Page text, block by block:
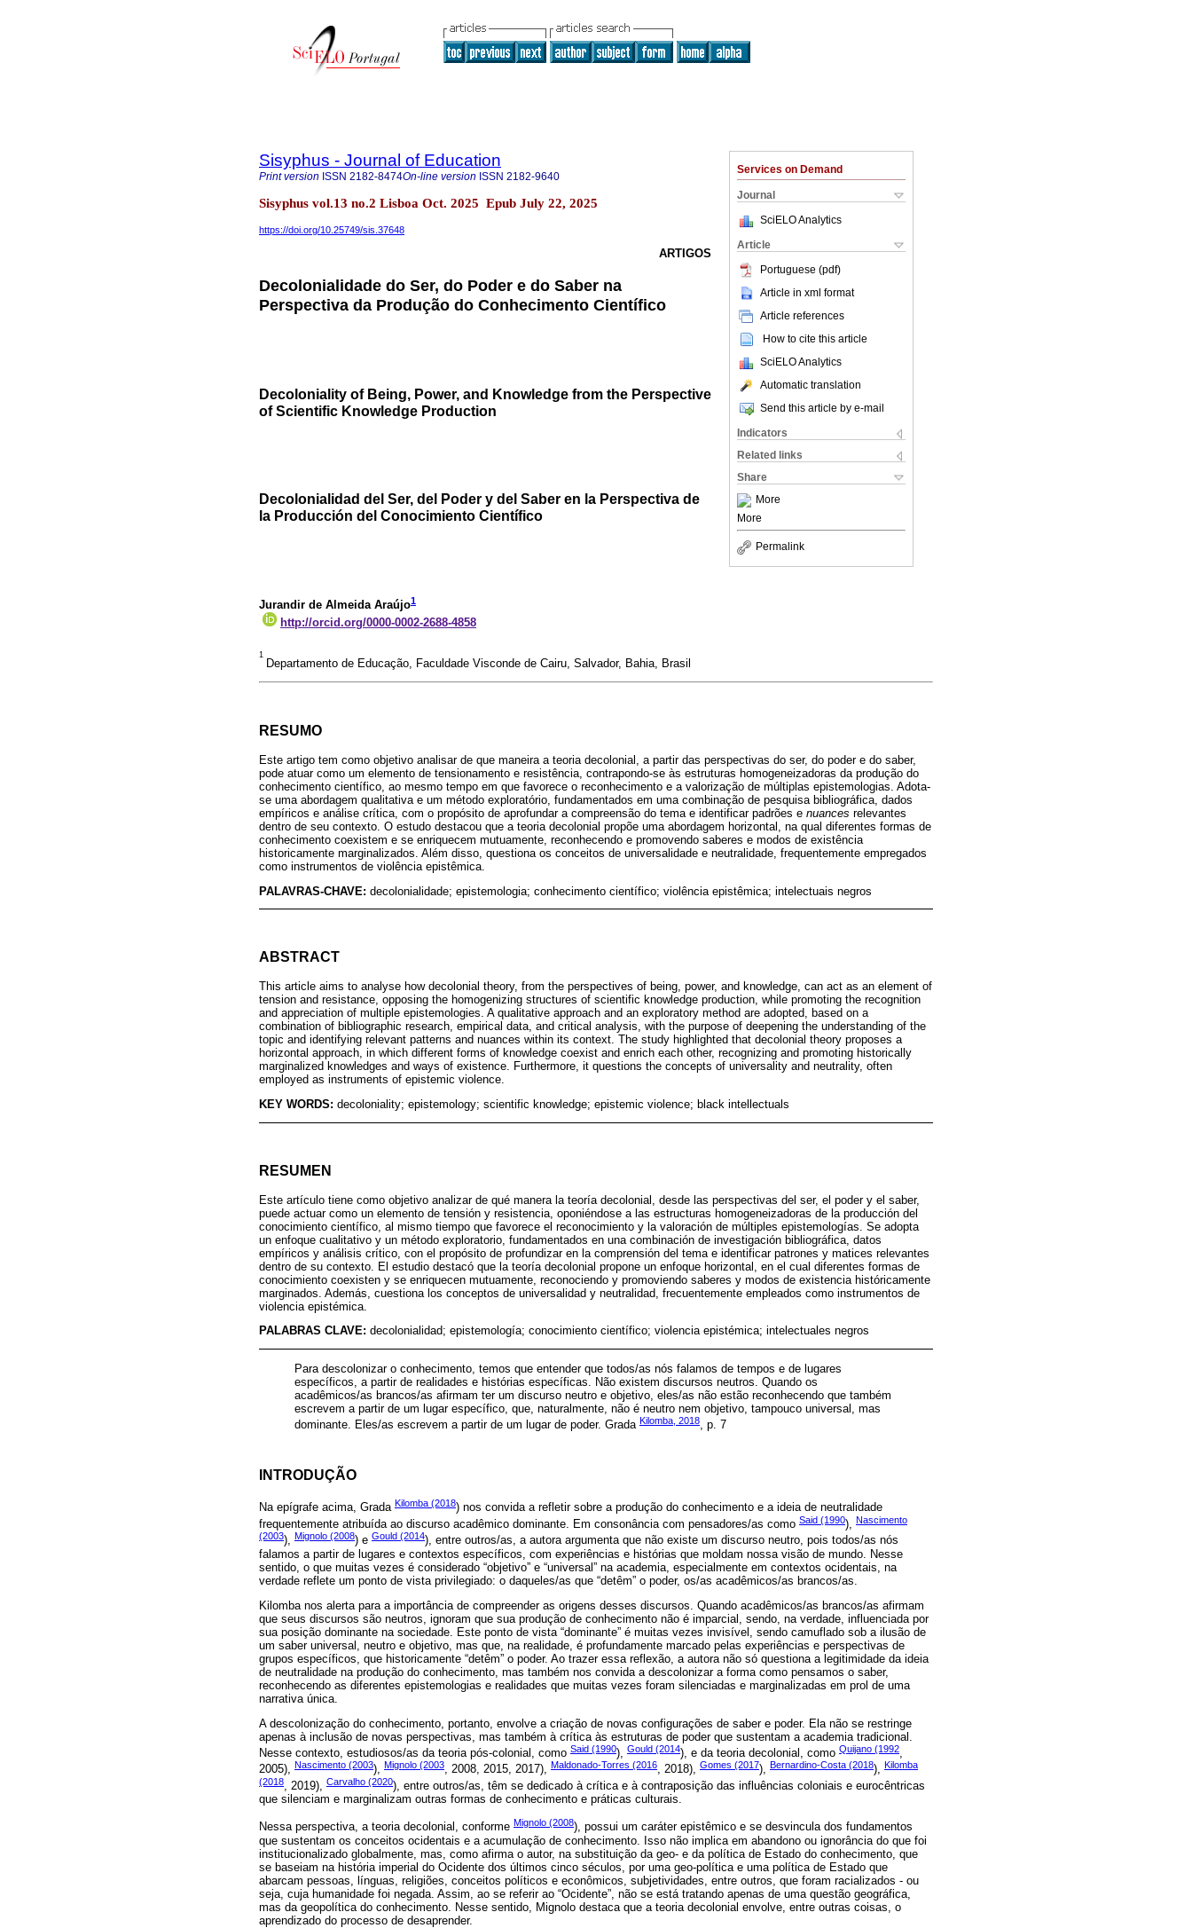
Services on Demand
Journal
SciELO Analytics
Article
Portuguese (pdf)
Article in xml format
Article references
How to cite this article
SciELO Analytics
Automatic translation
Send this article by e-mail
Indicators
Related links
Share
More
More
Permalink
Sisyphus - Journal of Education
Print version ISSN 2182-8474On-line version ISSN 2182-9640
Sisyphus vol.13 no.2 Lisboa Oct. 2025 Epub July 22, 2025
https://doi.org/10.25749/sis.37648
ARTIGOS
Decolonialidade do Ser, do Poder e do Saber na
Perspectiva da Produção do Conhecimento Científico
Decoloniality of Being, Power, and Knowledge from the Perspective
of Scientific Knowledge Production
Decolonialidad del Ser, del Poder y del Saber en la Perspectiva de
la Producción del Conocimiento Científico
Jurandir de Almeida Araújo1
http://orcid.org/0000-0002-2688-4858
1
Departamento de Educação, Faculdade Visconde de Cairu, Salvador, Bahia, Brasil
RESUMO
Este artigo tem como objetivo analisar de que maneira a teoria decolonial, a partir das perspectivas do ser, do poder e do saber,
pode atuar como um elemento de tensionamento e resistência, contrapondo-se às estruturas homogeneizadoras da produção do
conhecimento científico, ao mesmo tempo em que favorece o reconhecimento e a valorização de múltiplas epistemologias. Adota-
se uma abordagem qualitativa e um método exploratório, fundamentados em uma combinação de pesquisa bibliográfica, dados
empíricos e análise crítica, com o propósito de aprofundar a compreensão do tema e identificar padrões e nuances relevantes
dentro de seu contexto. O estudo destacou que a teoria decolonial propõe uma abordagem horizontal, na qual diferentes formas de
conhecimento coexistem e se enriquecem mutuamente, reconhecendo e promovendo saberes e modos de existência
historicamente marginalizados. Além disso, questiona os conceitos de universalidade e neutralidade, frequentemente empregados
como instrumentos de violência epistêmica.
PALAVRAS-CHAVE: decolonialidade; epistemologia; conhecimento científico; violência epistêmica; intelectuais negros
ABSTRACT
This article aims to analyse how decolonial theory, from the perspectives of being, power, and knowledge, can act as an element of
tension and resistance, opposing the homogenizing structures of scientific knowledge production, while promoting the recognition
and appreciation of multiple epistemologies. A qualitative approach and an exploratory method are adopted, based on a
combination of bibliographic research, empirical data, and critical analysis, with the purpose of deepening the understanding of the
topic and identifying relevant patterns and nuances within its context. The study highlighted that decolonial theory proposes a
horizontal approach, in which different forms of knowledge coexist and enrich each other, recognizing and promoting historically
marginalized knowledges and ways of existence. Furthermore, it questions the concepts of universality and neutrality, often
employed as instruments of epistemic violence.
KEY WORDS: decoloniality; epistemology; scientific knowledge; epistemic violence; black intellectuals
RESUMEN
Este artículo tiene como objetivo analizar de qué manera la teoría decolonial, desde las perspectivas del ser, el poder y el saber,
puede actuar como un elemento de tensión y resistencia, oponiéndose a las estructuras homogeneizadoras de la producción del
conocimiento científico, al mismo tiempo que favorece el reconocimiento y la valoración de múltiples epistemologías. Se adopta
un enfoque cualitativo y un método exploratorio, fundamentados en una combinación de investigación bibliográfica, datos
empíricos y análisis crítico, con el propósito de profundizar en la comprensión del tema e identificar patrones y matices relevantes
dentro de su contexto. El estudio destacó que la teoría decolonial propone un enfoque horizontal, en el cual diferentes formas de
conocimiento coexisten y se enriquecen mutuamente, reconociendo y promoviendo saberes y modos de existencia históricamente
marginados. Además, cuestiona los conceptos de universalidad y neutralidad, frecuentemente empleados como instrumentos de
violencia epistémica.
PALABRAS CLAVE: decolonialidad; epistemología; conocimiento científico; violencia epistémica; intelectuales negros
Para descolonizar o conhecimento, temos que entender que todos/as nós falamos de tempos e de lugares
específicos, a partir de realidades e histórias específicas. Não existem discursos neutros. Quando os
acadêmicos/as brancos/as afirmam ter um discurso neutro e objetivo, eles/as não estão reconhecendo que também
escrevem a partir de um lugar específico, que, naturalmente, não é neutro nem objetivo, tampouco universal, mas
dominante. Eles/as escrevem a partir de um lugar de poder. Grada Kilomba, 2018, p. 7
INTRODUÇÃO
Na epígrafe acima, Grada Kilomba (2018) nos convida a refletir sobre a produção do conhecimento e a ideia de neutralidade
frequentemente atribuída ao discurso acadêmico dominante. Em consonância com pensadores/as como Said (1990), Nascimento
(2003), Mignolo (2008) e Gould (2014), entre outros/as, a autora argumenta que não existe um discurso neutro, pois todos/as nós
falamos a partir de lugares e contextos específicos, com experiências e histórias que moldam nossa visão de mundo. Nesse
sentido, o que muitas vezes é considerado “objetivo” e “universal” na academia, especialmente em contextos ocidentais, na
verdade reflete um ponto de vista privilegiado: o daqueles/as que “detêm” o poder, os/as acadêmicos/as brancos/as.
Kilomba nos alerta para a importância de compreender as origens desses discursos. Quando acadêmicos/as brancos/as afirmam
que seus discursos são neutros, ignoram que sua produção de conhecimento não é imparcial, sendo, na verdade, influenciada por
sua posição dominante na sociedade. Este ponto de vista “dominante” é muitas vezes invisível, sendo camuflado sob a ilusão de
um saber universal, neutro e objetivo, mas que, na realidade, é profundamente marcado pelas experiências e perspectivas de
grupos específicos, que historicamente “detêm” o poder. Ao trazer essa reflexão, a autora não só questiona a legitimidade da ideia
de neutralidade na produção do conhecimento, mas também nos convida a descolonizar a forma como pensamos o saber,
reconhecendo as diferentes epistemologias e realidades que muitas vezes foram silenciadas e marginalizadas em prol de uma
narrativa única.
A descolonização do conhecimento, portanto, envolve a criação de novas configurações de saber e poder. Ela não se restringe
apenas à inclusão de novas perspectivas, mas também à crítica às estruturas de poder que sustentam a academia tradicional.
Nesse contexto, estudiosos/as da teoria pós-colonial, como Said (1990), Gould (2014), e da teoria decolonial, como Quijano (1992,
2005), Nascimento (2003), Mignolo (2003, 2008, 2015, 2017), Maldonado-Torres (2016, 2018), Gomes (2017), Bernardino-Costa (2018), Kilomba
(2018, 2019), Carvalho (2020), entre outros/as, têm se dedicado à crítica e à contraposição das influências coloniais e eurocêntricas
que silenciam e marginalizam outras formas de conhecimento e práticas culturais.
Nessa perspectiva, a teoria decolonial, conforme Mignolo (2008), possui um caráter epistêmico e se desvincula dos fundamentos
que sustentam os conceitos ocidentais e a acumulação de conhecimento. Isso não implica em abandono ou ignorância do que foi
institucionalizado globalmente, mas, como afirma o autor, na substituição da geo- e da política de Estado do conhecimento, que
se baseiam na história imperial do Ocidente dos últimos cinco séculos, por uma geo-política e uma política de Estado que
abarcam pessoas, línguas, religiões, conceitos políticos e econômicos, subjetividades, entre outros, que foram racializados - ou
seja, cuja humanidade foi negada. Assim, ao se referir ao “Ocidente”, não se está tratando apenas de uma questão geográfica,
mas da geopolítica do conhecimento. Nesse sentido, Mignolo destaca que a teoria decolonial envolve, entre outras coisas, o
aprendizado do processo de desaprender.